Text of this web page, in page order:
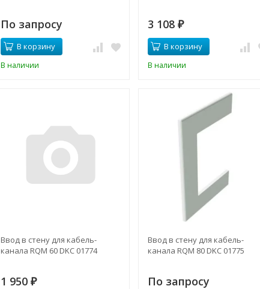
По запросу
В корзину
В наличии
3 108 ₽
В корзину
В наличии
Ввод в стену для кабель-
канала RQM 60 DKC 01774
1 950 ₽
Ввод в стену для кабель-
канала RQM 80 DKC 01775
По запросу